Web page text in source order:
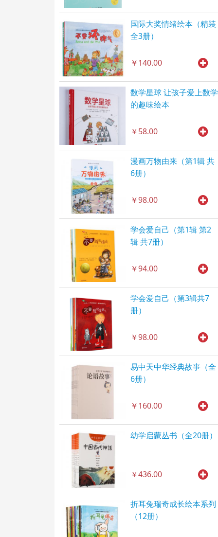
国际大奖情绪绘本（精装
全3册）
￥140.00
数学星球 让孩子爱上数学
的趣味绘本
￥58.00
漫画万物由来（第1辑 共
6册）
￥98.00
学会爱自己（第1辑 第2
辑 共7册）
￥94.00
学会爱自己（第3辑共7
册）
￥98.00
易中天中华经典故事（全
6册）
￥160.00
幼学启蒙丛书（全20册）
￥436.00
折耳兔瑞奇成长绘本系列
（12册）